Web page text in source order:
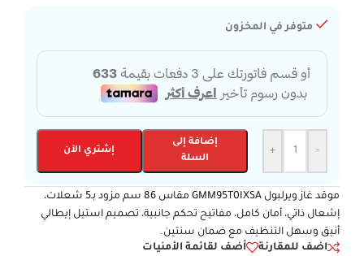
متوفر في المخزون
-
+
إضافة إلى
السلة
إشتري الآن
موقد غاز ويرلبول GMM95T0IXSA مقاس 86 سم مزود بـ5 شعلات،
إشعال ذاتي، أمان كامل، مفاتيح تحكم جانبية، تصميم استيل إيطالي
أنيق وسهل التنظيف مع ضمان سنتين.
اضف للمقارنة
أضف لقائمة الأمنيات